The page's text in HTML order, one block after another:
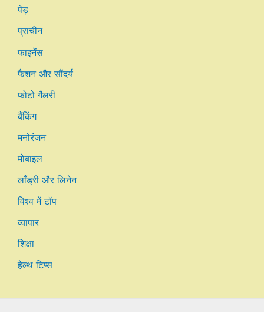
पेड़
प्राचीन
फाइनेंस
फैशन और सौंदर्य
फोटो गैलरी
बैंकिंग
मनोरंजन
मोबाइल
लाँड्री और लिनेन
विश्व में टॉप
व्यापार
शिक्षा
हेल्थ टिप्स